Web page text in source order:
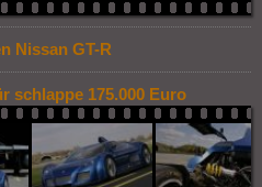
Nissan GT-R
schlappe 175.000 Euro